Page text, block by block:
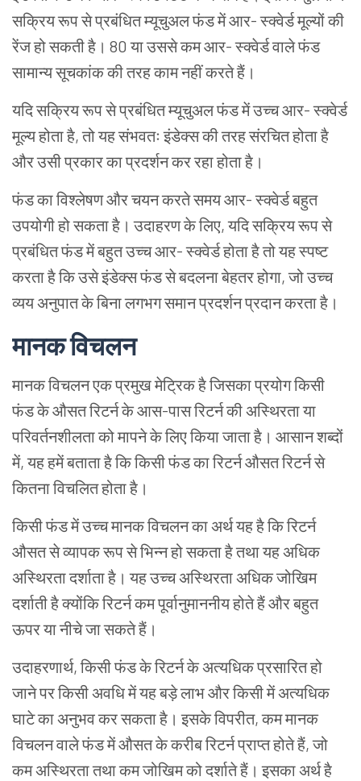
सक्रिय रूप से प्रबंधित म्यूचुअल फंड में आर- स्क्वेर्ड मूल्यों की
रेंज हो सकती है। 80 या उससे कम आर- स्क्वेर्ड वाले फंड
सामान्य सूचकांक की तरह काम नहीं करते हैं।
यदि सक्रिय रूप से प्रबंधित म्यूचुअल फंड में उच्च आर- स्क्वेर्ड
मूल्य होता है, तो यह संभवतः इंडेक्स की तरह संरचित होता है
और उसी प्रकार का प्रदर्शन कर रहा होता है।
फंड का विश्लेषण और चयन करते समय आर- स्क्वेर्ड बहुत
उपयोगी हो सकता है। उदाहरण के लिए, यदि सक्रिय रूप से
प्रबंधित फंड में बहुत उच्च आर- स्क्वेर्ड होता है तो यह स्पष्ट
करता है कि उसे इंडेक्स फंड से बदलना बेहतर होगा, जो उच्च
व्यय अनुपात के बिना लगभग समान प्रदर्शन प्रदान करता है।
मानक विचलन
मानक विचलन एक प्रमुख मेट्रिक है जिसका प्रयोग किसी
फंड के औसत रिटर्न के आस-पास रिटर्न की अस्थिरता या
परिवर्तनशीलता को मापने के लिए किया जाता है। आसान शब्दों
में, यह हमें बताता है कि किसी फंड का रिटर्न औसत रिटर्न से
कितना विचलित होता है।
किसी फंड में उच्च मानक विचलन का अर्थ यह है कि रिटर्न
औसत से व्यापक रूप से भिन्न हो सकता है तथा यह अधिक
अस्थिरता दर्शाता है। यह उच्च अस्थिरता अधिक जोखिम
दर्शाती है क्योंकि रिटर्न कम पूर्वानुमाननीय होते हैं और बहुत
ऊपर या नीचे जा सकते हैं।
उदाहरणार्थ, किसी फंड के रिटर्न के अत्यधिक प्रसारित हो
जाने पर किसी अवधि में यह बड़े लाभ और किसी में अत्यधिक
घाटे का अनुभव कर सकता है। इसके विपरीत, कम मानक
विचलन वाले फंड में औसत के करीब रिटर्न प्राप्त होते हैं, जो
कम अस्थिरता तथा कम जोखिम को दर्शाते हैं। इसका अर्थ है